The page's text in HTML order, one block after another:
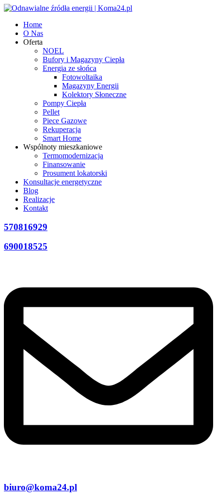
Home
O Nas
Oferta
NOEL
Bufory i Magazyny Ciepła
Energia ze słońca
Fotowoltaika
Magazyny Energii
Kolektory Słoneczne
Pompy Ciepła
Pellet
Piece Gazowe
Rekuperacja
Smart Home
Wspólnoty mieszkaniowe
Termomodernizacja
Finansowanie
Prosument lokatorski
Konsultacje energetyczne
Blog
Realizacje
Kontakt
570816929
690018525
biuro@koma24.pl